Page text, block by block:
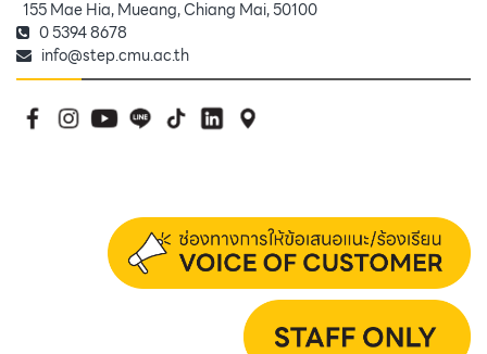
155 Mae Hia, Mueang, Chiang Mai, 50100
0 5394 8678
info@step.cmu.ac.th